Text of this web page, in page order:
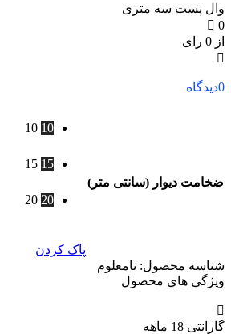
وال پست سه متری
0
از 0 رای
0دیدگاه
ضخامت دیوار (سانتی متر)
10
10
15
15
20
20
پاک کردن
شناسه محصول: نامعلوم
ویژگی های محصول
گارانتی 18 ماهه